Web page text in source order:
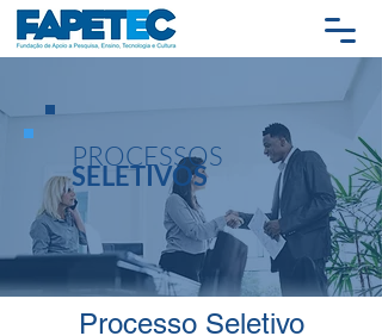
SELETIVOS
PROCESSOS
Processo Seletivo